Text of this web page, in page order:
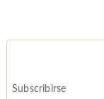
Subscribirse